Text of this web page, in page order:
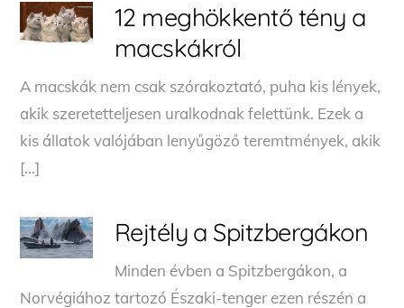
12 meghökkentő tény a
macskákról
A macskák nem csak szórakoztató, puha kis lények,
akik szeretetteljesen uralkodnak felettünk. Ezek a
kis állatok valójában lenyűgöző teremtmények, akik
[…]
Rejtély a Spitzbergákon
Minden évben a Spitzbergákon, a
Norvégiához tartozó Északi-tenger ezen részén a